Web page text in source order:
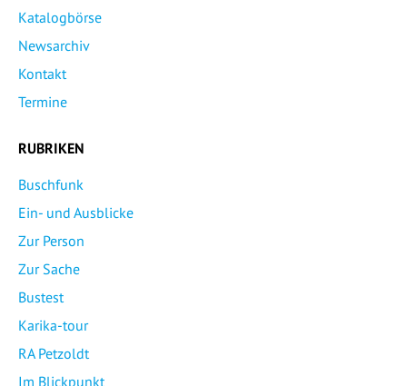
Katalogbörse
Newsarchiv
Kontakt
Termine
RUBRIKEN
Buschfunk
Ein- und Ausblicke
Zur Person
Zur Sache
Bustest
Karika-tour
RA Petzoldt
Im Blickpunkt